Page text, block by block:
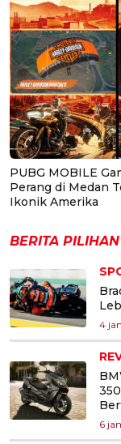
PUBG MOBILE
Perang di Medan
Ikonik Amerika
BERITA PILIHAN
4
6